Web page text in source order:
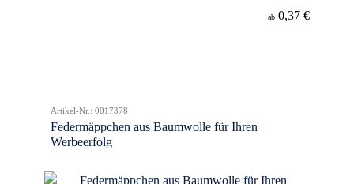
ab 0,37 €
Artikel-Nr.: 0017378
Federmäppchen aus Baumwolle für Ihren
Werbeerfolg